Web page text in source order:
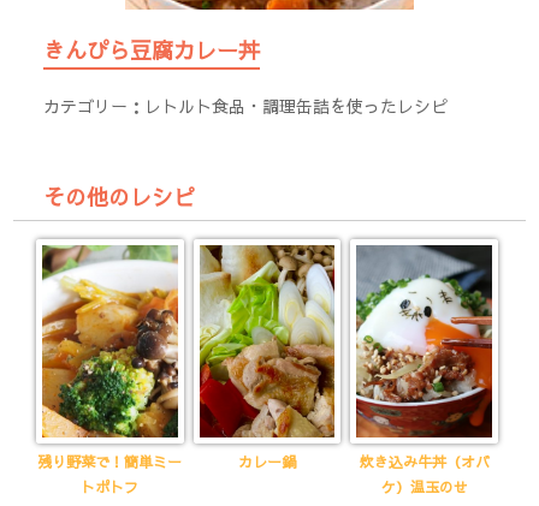
きんぴら豆腐カレー丼
カテゴリー： レトルト食品・調理缶詰を使ったレシピ
その他のレシピ
残り野菜で！簡単ミー
トポトフ
カレー鍋
炊き込み牛丼（オバ
ケ）温玉のせ